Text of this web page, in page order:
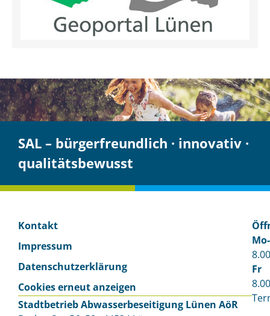
SAL – bürgerfreundlich · innovativ ·
qualitätsbewusst
Kontakt
Impressum
Datenschutzerklärung
Cookies erneut anzeigen
Stadtbetrieb Abwasser­beseitigung Lünen AöR
Fr